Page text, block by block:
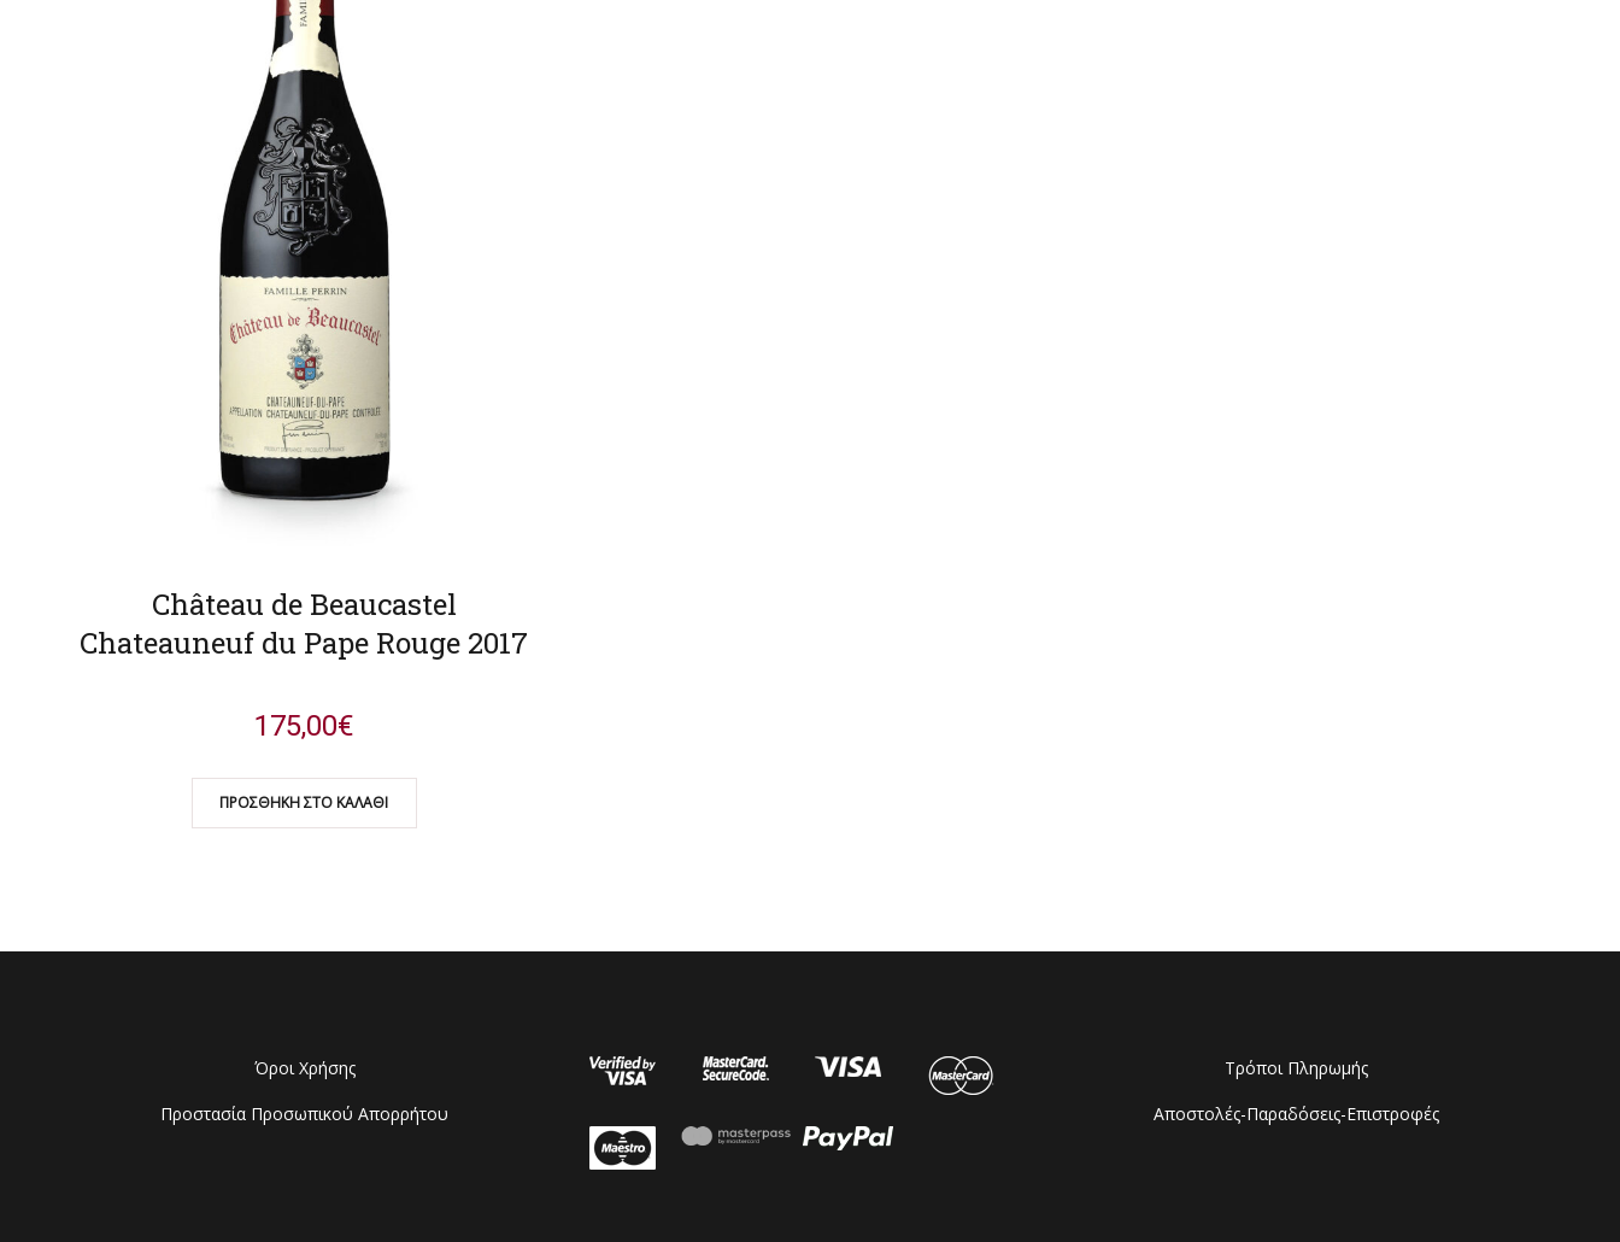
Château de Beaucastel
Chateauneuf du Pape Rouge 2017
ΠΡΟΣΘΉΚΗ ΣΤΟ ΚΑΛΆΘΙ
175,00€
Όροι Χρήσης
Προστασία Προσωπικού Απορρήτου
Τρόποι Πληρωμής
Αποστολές-Παραδόσεις-Επιστροφές